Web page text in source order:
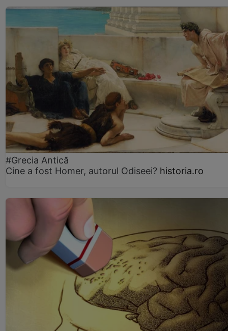
#Grecia Antică
Cine a fost Homer, autorul Odiseei? historia.ro